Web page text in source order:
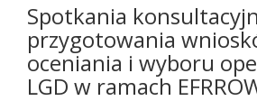
Spotkania
przygotowania
oceniania i wyboru
LGD w ramach